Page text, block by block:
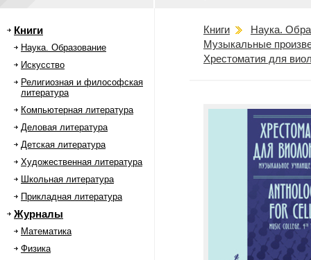
Книги
Наука. Образование
Искусство
Религиозная и философская
литература
Компьютерная литература
Деловая литература
Детская литература
Художественная литература
Школьная литература
Прикладная литература
Журналы
Математика
Физика
Книги
Наука.
Музыкальные
Хрестоматия для